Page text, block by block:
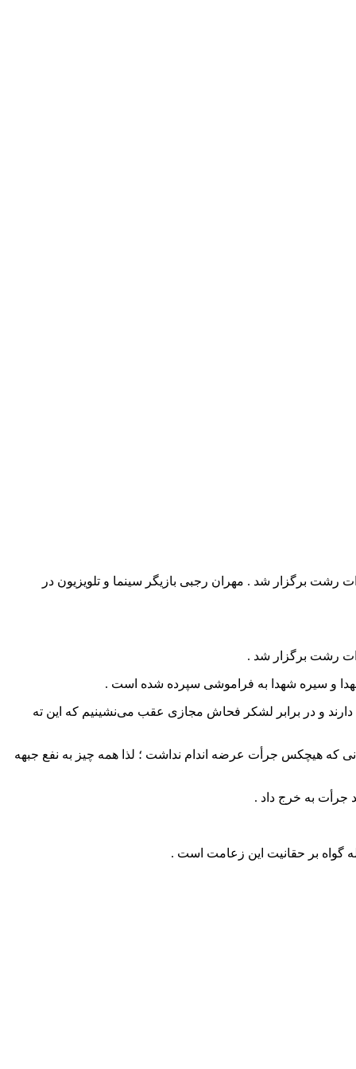
گیلان با حضور جمعی از مسئولین استانی عصر روز شنبه 19 اسفند ماه 1402 در سالن مخابرات رشت برگزار شد . مهران رجبی بازیگر سینما و تلویزیون در
شهدا و سیره شهدا به فراموشی سپرده شده است .
و در برابر لشکر فحاش مجازی عقب می‌نشینیم که این ته
که هیچکس جرأت عرضه اندام نداشت ؛ لذا همه چیز به نفع جبهه
جرأت به خرج داد .
گواه بر حقانیت این زعامت است .